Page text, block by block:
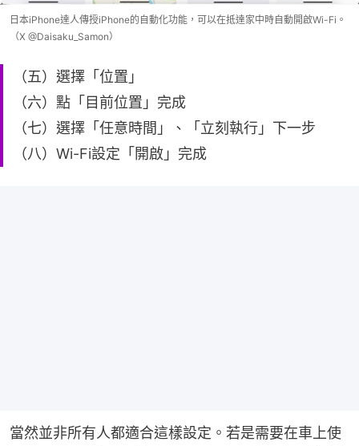
日本iPhone達人傳授iPhone的自動化功能，可以在抵達家中時自動開啟Wi-Fi。
（X @Daisaku_Samon）
（五）選擇「位置」
（六）點「目前位置」完成
（七）選擇「任意時間」、「立刻執行」下一步
（八）Wi-Fi設定「開啟」完成
當然並非所有人都適合這樣設定。若是需要在車上使